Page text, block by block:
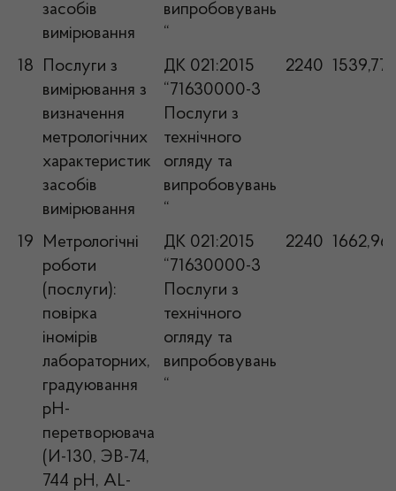
засобів
вимірювання
випробовувань
“
18
Послуги з
вимірювання з
визначення
метрологічних
характеристик
засобів
вимірювання
ДК 021:2015
“71630000-3
Послуги з
технічного
огляду та
випробовувань
“
2240 1539,77
19
Метрологічні
роботи
(послуги):
повірка
іномірів
лабораторних,
градуювання
pH-
перетворювача
(И-130, ЭВ-74,
744 pH, AL-
ДК 021:2015
“71630000-3
Послуги з
технічного
огляду та
випробовувань
“
2240 1662,96